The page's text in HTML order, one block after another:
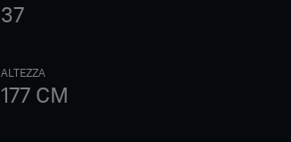
37
ALTEZZA
177 CM